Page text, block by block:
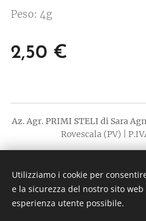
Peso: 4g
2,50 €
Az. Agr. PRIMI STELI di Sara
Rovescala (PV) |
Creato con
Utilizziamo i cookie per
e la sicurezza del nostro sito
esperienza utente possibile.